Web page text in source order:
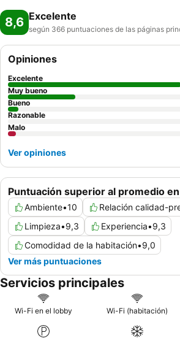
8,6 Excelente
según 366 puntuaciones de las páginas
Puntuación superior al promedio
Ambiente•10 Relación calidad-
Limpieza•9,3 Experiencia•9,3
Comodidad de la habitación•9,0
Ver más puntuaciones
Opiniones
Excelente
Muy bueno
Bueno
Razonable
Malo
Ver opiniones
Servicios principales
Wi-Fi en el lobby Wi-Fi (habitación)